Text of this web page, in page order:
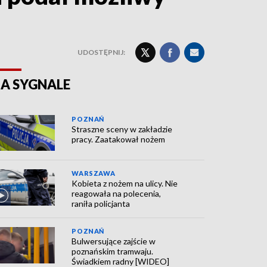
UDOSTĘPNIJ:
SYGNALE
POZNAŃ
Straszne sceny w zakładzie
pracy. Zaatakował nożem
WARSZAWA
Kobieta z nożem na ulicy. Nie
reagowała na polecenia,
raniła policjanta
POZNAŃ
Bulwersujące zajście w
poznańskim tramwaju.
Świadkiem radny [WIDEO]